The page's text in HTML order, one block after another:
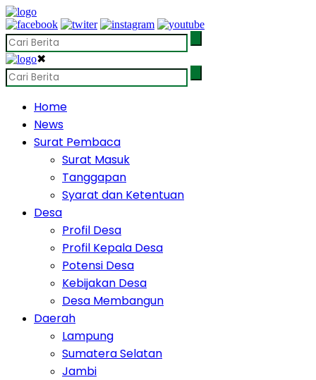
✖
Home
News
Surat Pembaca
Surat Masuk
Tanggapan
Syarat dan Ketentuan
Desa
Profil Desa
Profil Kepala Desa
Potensi Desa
Kebijakan Desa
Desa Membangun
Daerah
Lampung
Sumatera Selatan
Jambi